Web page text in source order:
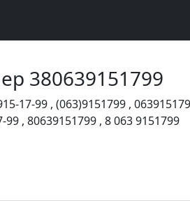
380639151799
17-99 , (063)9151799 ,
99 , 80639151799 , 8 063 9151799